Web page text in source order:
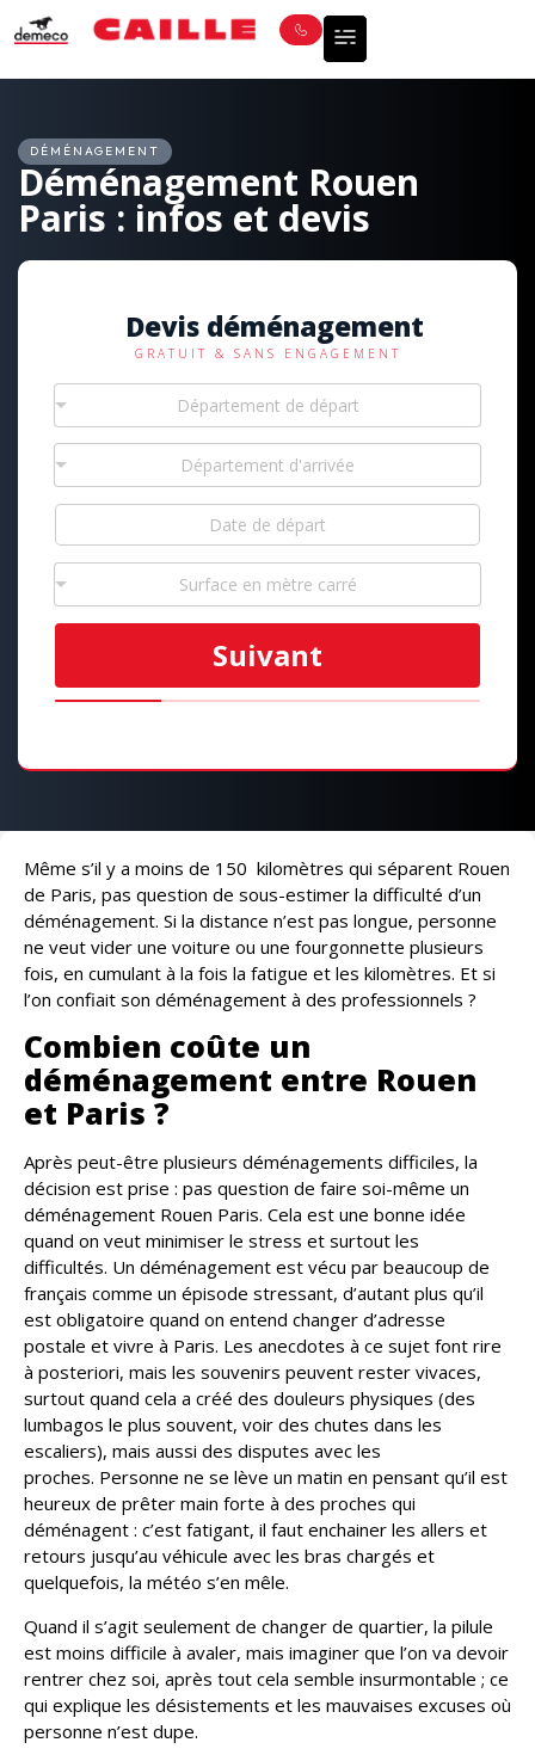
DÉMÉNAGEMENT
Déménagement Rouen
Paris : infos et devis
Devis déménagement
GRATUIT & SANS ENGAGEMENT
Département de départ
Département d'arrivée
Surface en mètre carré
Suivant
Même s’il y a moins de 150 kilomètres qui séparent Rouen
de Paris, pas question de sous-estimer la difficulté d’un
déménagement. Si la distance n’est pas longue, personne
ne veut vider une voiture ou une fourgonnette plusieurs
fois, en cumulant à la fois la fatigue et les kilomètres. Et si
l’on confiait son déménagement à des professionnels ?
Combien coûte un
déménagement entre Rouen
et Paris ?
Après peut-être plusieurs déménagements difficiles, la
décision est prise : pas question de faire soi-même un
déménagement Rouen Paris. Cela est une bonne idée
quand on veut minimiser le stress et surtout les
difficultés. Un déménagement est vécu par beaucoup de
français comme un épisode stressant, d’autant plus qu’il
est obligatoire quand on entend changer d’adresse
postale et vivre à Paris. Les anecdotes à ce sujet font rire
à posteriori, mais les souvenirs peuvent rester vivaces,
surtout quand cela a créé des douleurs physiques (des
lumbagos le plus souvent, voir des chutes dans les
escaliers), mais aussi des disputes avec les
proches. Personne ne se lève un matin en pensant qu’il est
heureux de prêter main forte à des proches qui
déménagent : c’est fatigant, il faut enchainer les allers et
retours jusqu’au véhicule avec les bras chargés et
quelquefois, la météo s’en mêle.
Quand il s’agit seulement de changer de quartier, la pilule
est moins difficile à avaler, mais imaginer que l’on va devoir
rentrer chez soi, après tout cela semble insurmontable ; ce
qui explique les désistements et les mauvaises excuses où
personne n’est dupe.